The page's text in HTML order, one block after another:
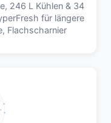
246 L Kühlen & 34
für längere
Flachscharnier